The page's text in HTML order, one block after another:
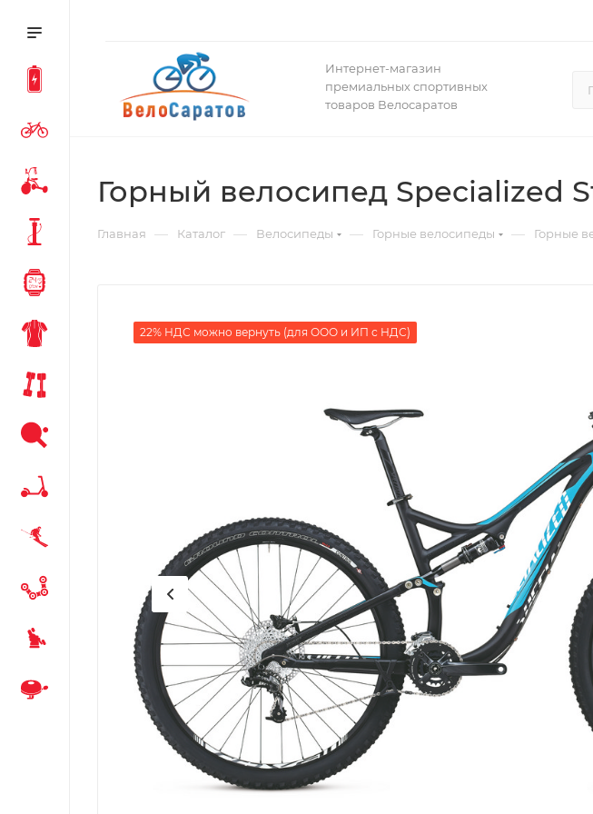
Интернет-магазин
премиальных спортивных
товаров Велосаратов
Горный велосипед Specialized
Главная — Каталог — Велосипеды — Горные велосипеды — Горные
22% НДС можно вернуть (для ООО и ИП с НДС)